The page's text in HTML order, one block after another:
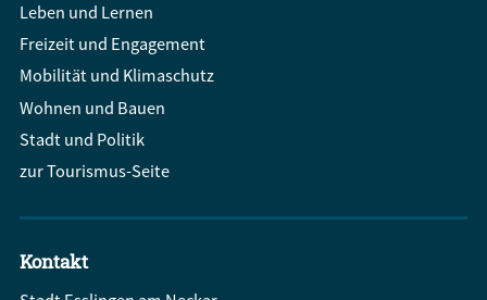
Leben und Lernen
Freizeit und Engagement
Mobilität und Klimaschutz
Wohnen und Bauen
Stadt und Politik
zur Tourismus-Seite
Kontakt